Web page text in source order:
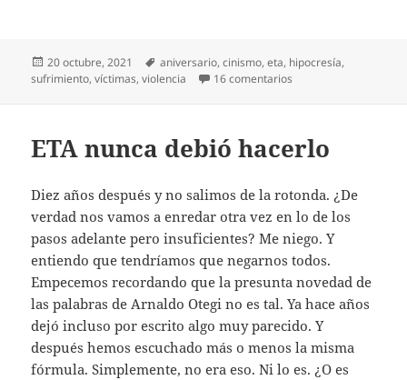
Publicado
el
20 octubre, 2021 Etiquetas
aniversario,cinismo,eta, hipocresía,
sufrimiento,víctimas,violencia 16 comentarios
ETA nunca debió hacerlo
Diez años después y no salimos de la rotonda. ¿De
verdad nos vamos a enredar otra vez en lo de los
pasos adelante pero insuficientes? Me niego. Y
entiendo que tendríamos que negarnos todos.
Empecemos recordando que la presunta novedad de
las palabras de Arnaldo Otegi no es tal. Ya hace años
dejó incluso por escrito algo muy parecido. Y
después hemos escuchado más o menos la misma
fórmula. Simplemente, no era eso. Ni lo es. ¿O es